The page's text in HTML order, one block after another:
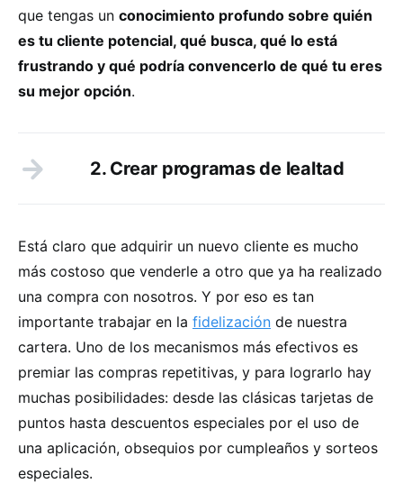
que tengas un conocimiento profundo sobre quién
es tu cliente potencial, qué busca, qué lo está
frustrando y qué podría convencerlo de qué tu eres
su mejor opción.
2. Crear programas de lealtad
Está claro que adquirir un nuevo cliente es mucho
más costoso que venderle a otro que ya ha realizado
una compra con nosotros. Y por eso es tan
importante trabajar en la fidelización de nuestra
cartera. Uno de los mecanismos más efectivos es
premiar las compras repetitivas, y para lograrlo hay
muchas posibilidades: desde las clásicas tarjetas de
puntos hasta descuentos especiales por el uso de
una aplicación, obsequios por cumpleaños y sorteos
especiales.